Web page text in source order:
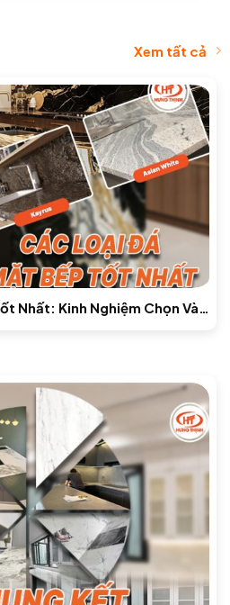
Xem tất cả
Nhất: Kinh Nghiệm Chọn Và